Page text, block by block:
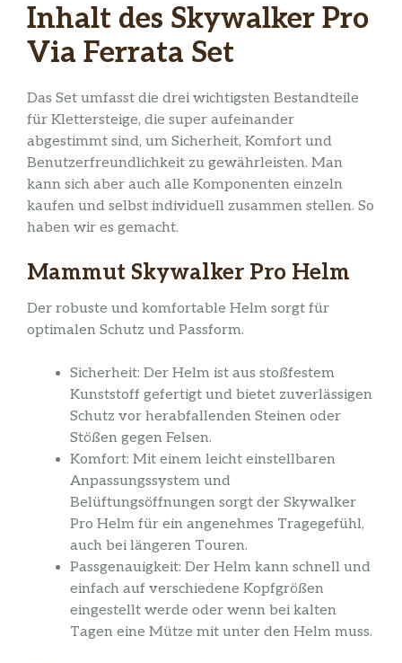
Inhalt des Skywalker Pro
Via Ferrata Set
Das Set umfasst die drei wichtigsten Bestandteile
für Klettersteige, die super aufeinander
abgestimmt sind, um Sicherheit, Komfort und
Benutzerfreundlichkeit zu gewährleisten. Man
kann sich aber auch alle Komponenten einzeln
kaufen und selbst individuell zusammen stellen. So
haben wir es gemacht.
Mammut Skywalker Pro Helm
Der robuste und komfortable Helm sorgt für
optimalen Schutz und Passform.
Sicherheit: Der Helm ist aus stoßfestem
Kunststoff gefertigt und bietet zuverlässigen
Schutz vor herabfallenden Steinen oder
Stößen gegen Felsen.
Komfort: Mit einem leicht einstellbaren
Anpassungssystem und
Belüftungsöffnungen sorgt der Skywalker
Pro Helm für ein angenehmes Tragegefühl,
auch bei längeren Touren.
Passgenauigkeit: Der Helm kann schnell und
einfach auf verschiedene Kopfgrößen
eingestellt werde oder wenn bei kalten
Tagen eine Mütze mit unter den Helm muss.